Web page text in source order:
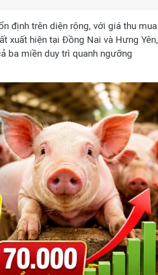
định trên diện rộng, với giá thu mua
xuất hiện tại Đồng Nai và Hưng Yên,
ba miền duy trì quanh ngưỡng